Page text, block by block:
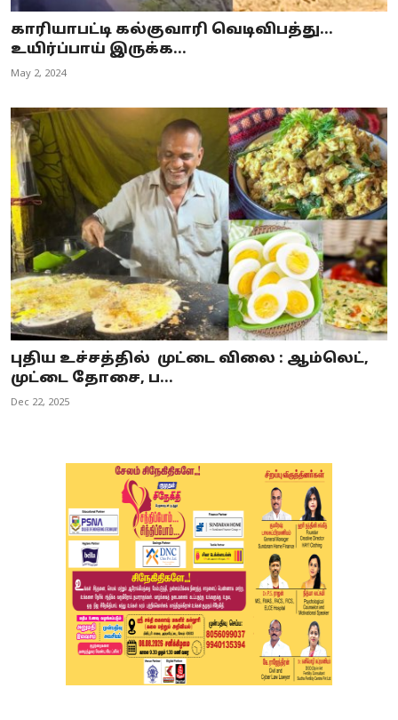
காரியாபட்டி கல்குவாரி வெடிவிபத்து...
உயிர்ப்பாய் இருக்க...
May 2, 2024
புதிய உச்சத்தில் முட்டை விலை : ஆம்லெட்,
முட்டை தோசை, ப...
Dec 22, 2025